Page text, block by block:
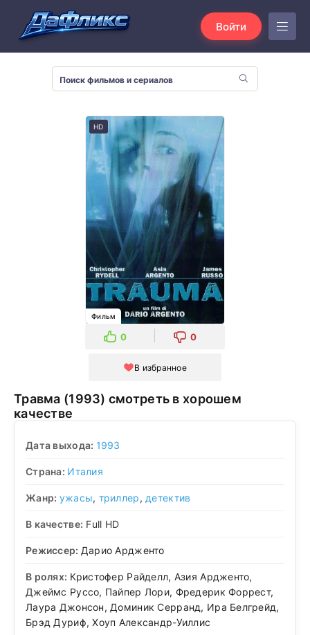
Войти
HD
Фильм
0 0
В избранное
Травма (1993) смотреть в хорошем
качестве
Дата выхода: 1993
Страна: Италия
Жанр: ужасы, триллер, детектив
В качестве: Full HD
Режиссер: Дарио Ардженто
В ролях: Кристофер Райделл, Азия Ардженто,
Джеймс Руссо, Пайпер Лори, Фредерик Форрест,
Лаура Джонсон, Доминик Серранд, Ира Белгрейд,
Брэд Дуриф, Хоуп Александр-Уиллис